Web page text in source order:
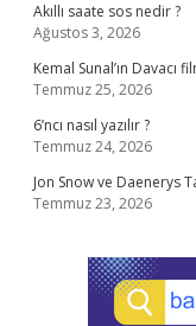
Akıllı saate sos nedir ?
Ağustos 3, 2026
Kemal Sunal’ın Davacı
Temmuz 25, 2026
6’ncı nasıl yazılır ?
Temmuz 24, 2026
Jon Snow ve Daenerys
Temmuz 23, 2026